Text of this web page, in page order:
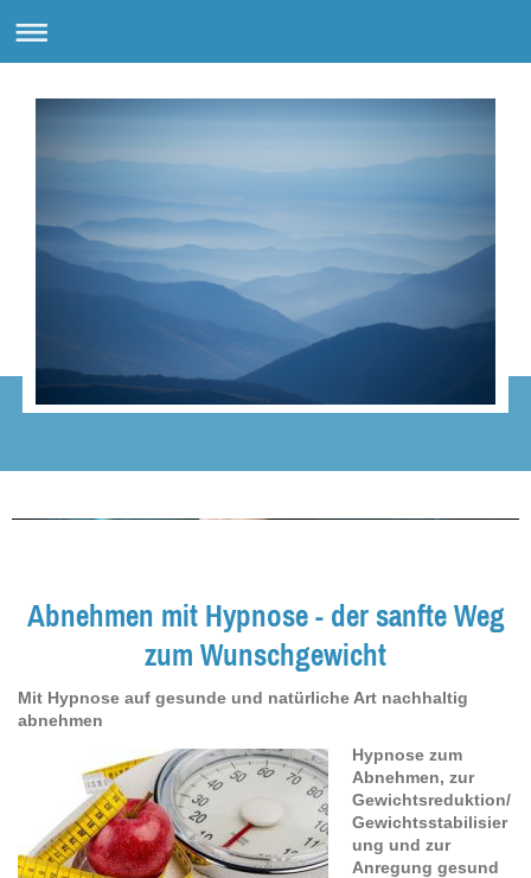
Abnehmen mit Hypnose - der sanfte Weg
zum Wunschgewicht
Mit Hypnose auf gesunde und natürliche Art nachhaltig
abnehmen
Hypnose zum
Abnehmen, zur
Gewichtsreduktion/
Gewichtsstabilisier
ung und zur
Anregung gesund